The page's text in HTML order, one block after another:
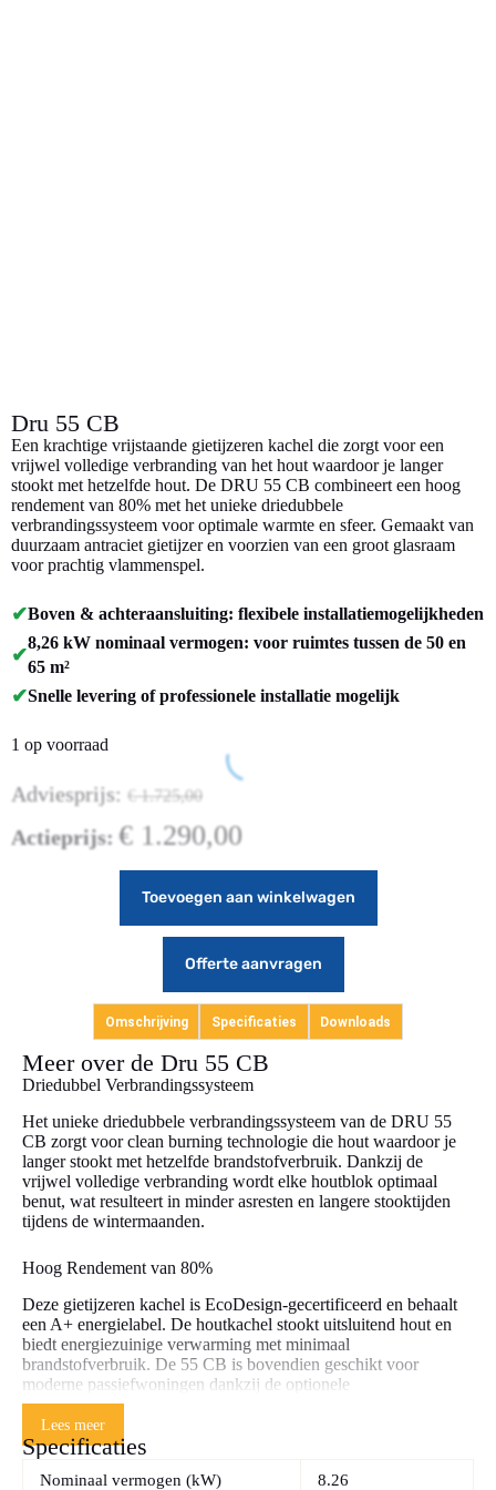
Dru 55 CB
Een krachtige vrijstaande gietijzeren kachel die zorgt voor een
vrijwel volledige verbranding van het hout waardoor je langer
stookt met hetzelfde hout. De DRU 55 CB combineert een hoog
rendement van 80% met het unieke driedubbele
verbrandingssysteem voor optimale warmte en sfeer. Gemaakt van
duurzaam antraciet gietijzer en voorzien van een groot glasraam
voor prachtig vlammenspel.
✔Boven & achteraansluiting: flexibele installatiemogelijkheden
✔
8,26 kW nominaal vermogen: voor ruimtes tussen de 50 en
65 m²
✔Snelle levering of professionele installatie mogelijk
1 op voorraad
Adviesprijs: € 1.725,00
Actieprijs: € 1.290,00
Toevoegen aan winkelwagen
Offerte aanvragen
Omschrijving Specificaties Downloads
Meer over de Dru 55 CB
Driedubbel Verbrandingssysteem
Het unieke driedubbele verbrandingssysteem van de DRU 55
CB zorgt voor clean burning technologie die hout waardoor je
langer stookt met hetzelfde brandstofverbruik. Dankzij de
vrijwel volledige verbranding wordt elke houtblok optimaal
benut, wat resulteert in minder asresten en langere stooktijden
tijdens de wintermaanden.
Hoog Rendement van 80%
Deze gietijzeren kachel is EcoDesign-gecertificeerd en behaalt
een A+ energielabel. De houtkachel stookt uitsluitend hout en
biedt energiezuinige verwarming met minimaal
brandstofverbruik. De 55 CB is bovendien geschikt voor
moderne passiefwoningen dankzij de optionele
buitenluchtaansluiting.
Duurzaam Gietijzeren Design
Lees meer
Specificaties
Nominaal vermogen (kW) 8.26